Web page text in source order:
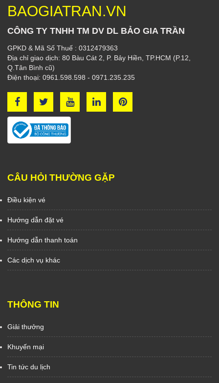
BAOGIATRAN.VN
CÔNG TY TNHH TM DV DL BẢO GIA TRẦN
GPKD & Mã Số Thuế : 0312479363
Địa chỉ giao dịch: 80 Bàu Cát 2, P. Bảy Hiền, TP.HCM (P.12,
Q.Tân Bình cũ)
Điện thoại: 0961.598.598 - 0971.235.235
CÂU HỎI THƯỜNG GẶP
Điều kiện vé
Hướng dẫn đặt vé
Hướng dẫn thanh toán
Các dịch vụ khác
THÔNG TIN
Giải thưởng
Khuyến mại
Tin tức du lịch